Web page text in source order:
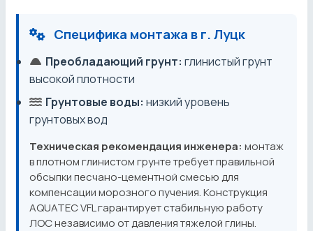
Специфика монтажа в г. Луцк
Преобладающий грунт: глинистый грунт
высокой плотности
Грунтовые воды: низкий уровень
грунтовых вод
Техническая рекомендация инженера: монтаж
в плотном глинистом грунте требует правильной
обсыпки песчано-цементной смесью для
компенсации морозного пучения. Конструкция
AQUATEC VFL гарантирует стабильную работу
ЛОС независимо от давления тяжелой глины.